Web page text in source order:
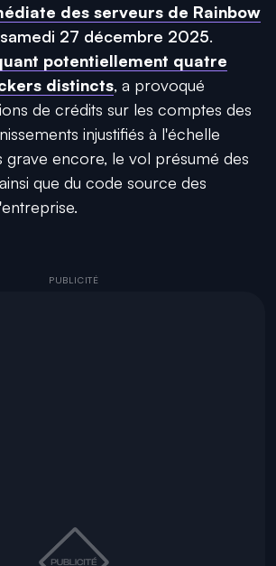
des serveurs de Rainbow
27 décembre 2025.
potentiellement quatre
distincts, a provoqué
de crédits sur les comptes des
injustifiés à l'échelle
grave encore, le vol présumé des
que du code source des